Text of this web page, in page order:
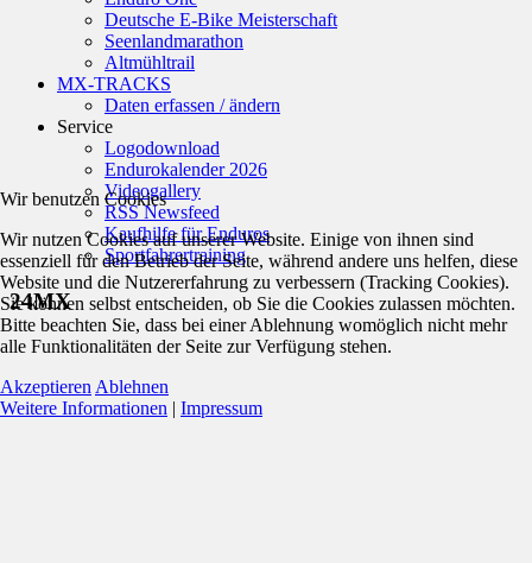
Deutsche E-Bike Meisterschaft
Seenlandmarathon
Altmühltrail
MX-TRACKS
Daten erfassen / ändern
Service
Logodownload
Endurokalender 2026
Videogallery
RSS Newsfeed
Kaufhilfe für Enduros
Sportfahrertraining
24MX
Wir benutzen Cookies
Wir nutzen Cookies auf unserer Website. Einige von ihnen sind
essenziell für den Betrieb der Seite, während andere uns helfen, diese
Website und die Nutzererfahrung zu verbessern (Tracking Cookies).
Sie können selbst entscheiden, ob Sie die Cookies zulassen möchten.
Bitte beachten Sie, dass bei einer Ablehnung womöglich nicht mehr
alle Funktionalitäten der Seite zur Verfügung stehen.
Akzeptieren Ablehnen
Weitere Informationen | Impressum